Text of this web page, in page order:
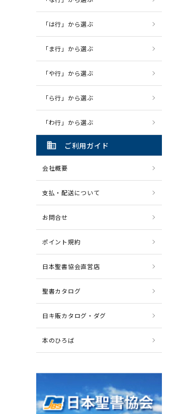
「は行」から選ぶ
「ま行」から選ぶ
「や行」から選ぶ
「ら行」から選ぶ
「わ行」から選ぶ
domain ご利用ガイド
会社概要
支払・配送について
お問合せ
ポイント規約
日本聖書協会直営店
聖書カタログ
日キ販カタログ・ダグ
本のひろば